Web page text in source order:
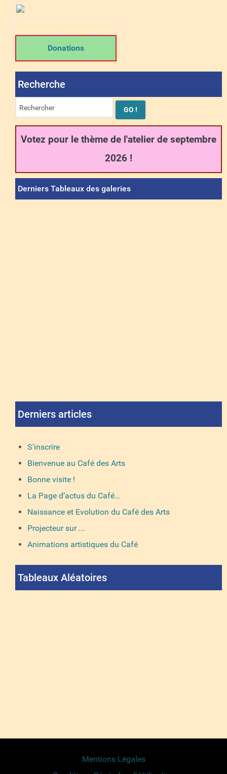
Donations
Recherche
Votez pour le thème de l'atelier de septembre
2026 !
Derniers Tableaux des galeries
Derniers articles
S'inscrire
Bienvenue au Café des Arts
Bonne visite !
La Page d’actus du Café…
Naissance et Evolution du Café des Arts
Projecteur sur ...
Animations artistiques du Café
Tableaux Aléatoires
Mentions Légales